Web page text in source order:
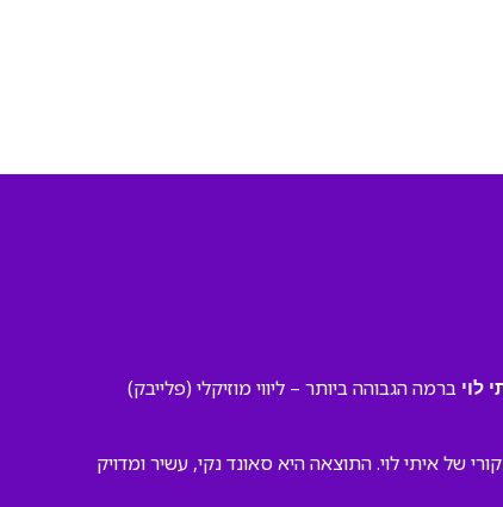
לוי ברמה הגבוהה ביותר – ליווי מוזיקלי (פלייבק)
של איתי לוי. התוצאה היא סאונד נקי, עשיר ומדויק